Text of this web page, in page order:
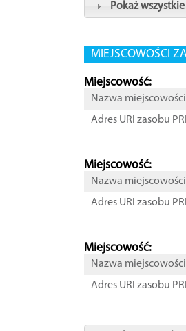
Pokaż wszystkie
MIEJSCOWOŚCI
Miejscowość:
Nazwa
Adres URI zasobu
Miejscowość:
Nazwa
Adres URI zasobu
Miejscowość:
Nazwa
Adres URI zasobu